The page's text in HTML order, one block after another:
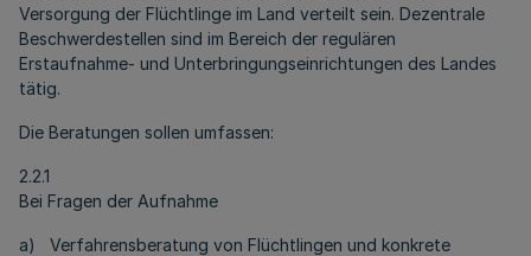
Versorgung der Flüchtlinge im Land verteilt sein. Dezentrale
Beschwerdestellen sind im Bereich der regulären
Erstaufnahme- und Unterbringungseinrichtungen des Landes
tätig.
Die Beratungen sollen umfassen:
2.2.1
Bei Fragen der Aufnahme
a) Verfahrensberatung von Flüchtlingen und konkrete